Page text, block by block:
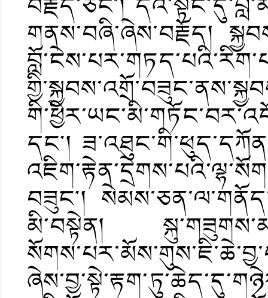
གནས་བཞི་ཞེས་བརྗོད།
དང༌།
བཟུང༌།
མི་བསྟེན།